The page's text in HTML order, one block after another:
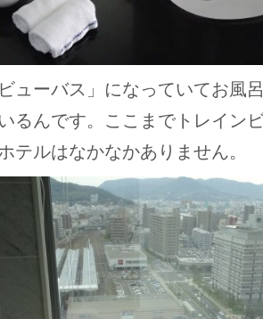
ューバス」になっていてお風
るんです。ここまでトレイン
テルはなかなかありません。